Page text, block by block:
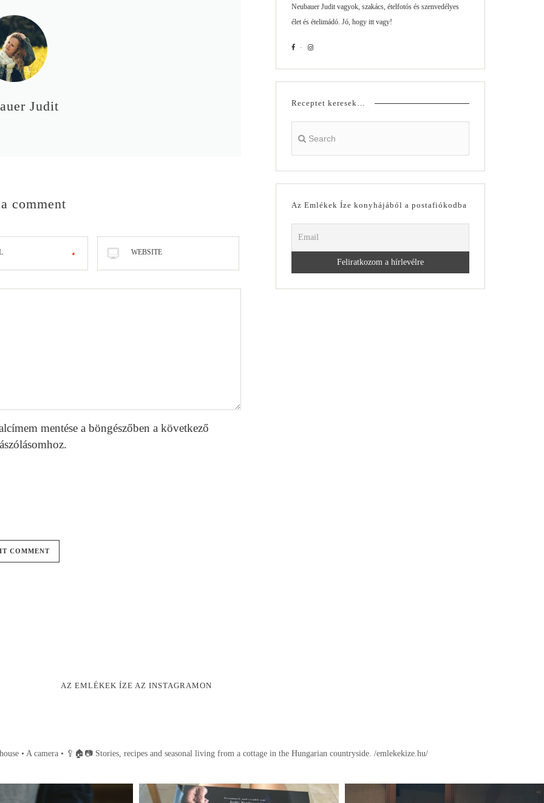
Judit
comment
WEBSITE
mentése a böngészőben a következő
Neubauer Judit vagyok, szakács, ételfotós és szenvedélyes
élet és ételimádó. Jó, hogy itt vagy!
Receptet keresek…
Az Emlékek Íze konyhájából a postafiókodba
AZ EMLÉKEK ÍZE AZ INSTAGRAMON
• A camera • 🥄🏠📷Stories, recipes and seasonal living from a cottage in the Hungarian countryside. /emlekekize.hu/